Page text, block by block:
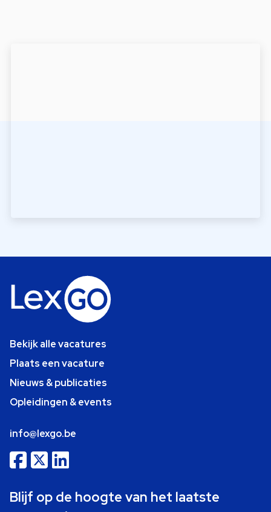
Bekijk alle vacatures
Plaats een vacature
Nieuws & publicaties
Opleidingen & events
info@lexgo.be
Blijf op de hoogte van het laatste